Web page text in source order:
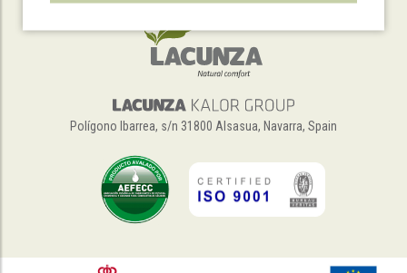
Polígono Ibarrea, s/n 31800 Alsasua, Navarra, Spain